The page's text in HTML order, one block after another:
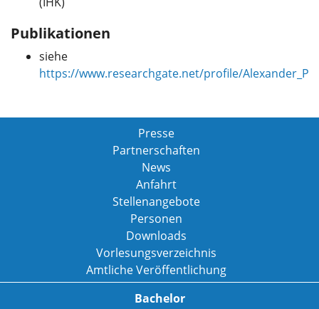
Publikationen
siehe
https://www.researchgate.net/profile/
Presse
Partnerschaften
News
Anfahrt
Stellenangebote
Personen
Downloads
Vorlesungsverzeichnis
Amtliche Veröffentlichung
Bachelor